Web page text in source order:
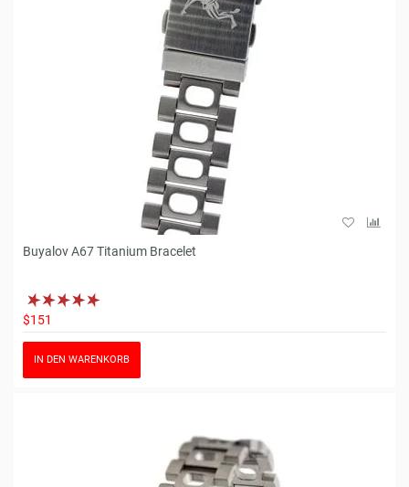
Buyalov A67 Titanium Bracelet
$151
IN DEN WARENKORB